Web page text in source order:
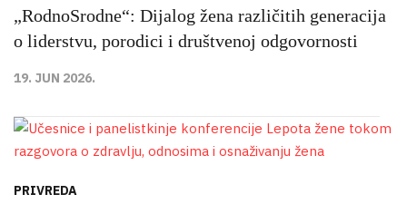
„RodnoSrodne“: Dijalog žena različitih generacija
o liderstvu, porodici i društvenoj odgovornosti
19. JUN 2026.
PRIVREDA